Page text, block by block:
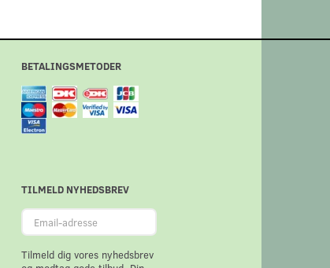
BETALINGSMETODER
TILMELD NYHEDSBREV
Email-
adresse
Tilmeld dig vores nyhedsbrev